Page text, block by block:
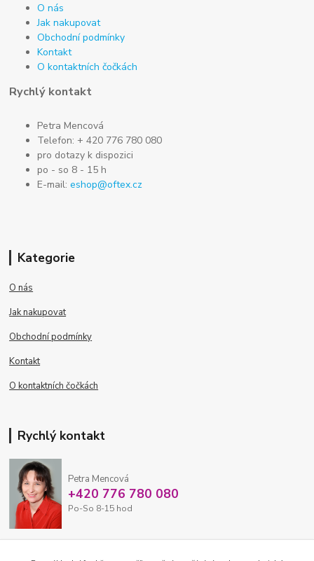
O nás
Jak nakupovat
Obchodní podmínky
Kontakt
O kontaktních čočkách
Rychlý kontakt
Petra Mencová
Telefon: + 420 776 780 080
pro dotazy k dispozici
po - so 8 - 15 h
E-mail:eshop@oftex.cz
Kategorie
O nás
Jak nakupovat
Obchodní podmínky
Kontakt
O kontaktních čočkách
Rychlý kontakt
Petra Mencová
+420 776 780 080
Po-So 8-15 hod